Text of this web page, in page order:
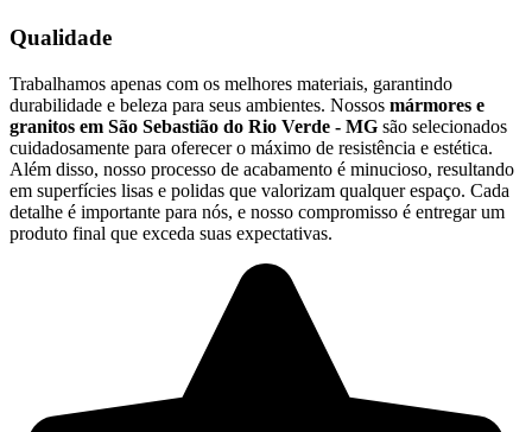
Qualidade
Trabalhamos apenas com os melhores materiais, garantindo
durabilidade e beleza para seus ambientes. Nossos mármores e
granitos em São Sebastião do Rio Verde - MG são selecionados
cuidadosamente para oferecer o máximo de resistência e estética.
Além disso, nosso processo de acabamento é minucioso, resultando
em superfícies lisas e polidas que valorizam qualquer espaço. Cada
detalhe é importante para nós, e nosso compromisso é entregar um
produto final que exceda suas expectativas.